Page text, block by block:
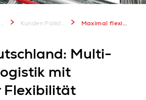
Kunden Fallstudien Maximal flexible Multi-Channel-Logistik bei Hama
Multi-
mit
Flexibilität